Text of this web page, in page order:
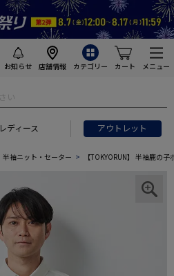
お知らせ 店舗情報 カテゴリー カート メニュー
レディース アウトレット
半袖ニット・セーター 【TOKYORUN】 半袖鹿の